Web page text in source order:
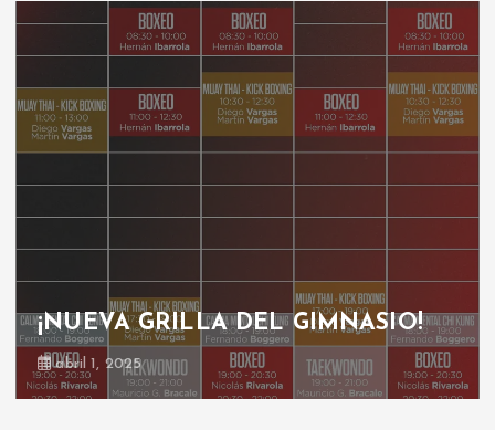
¡NUEVA GRILLA DEL GIMNASIO!
abril 1, 2025